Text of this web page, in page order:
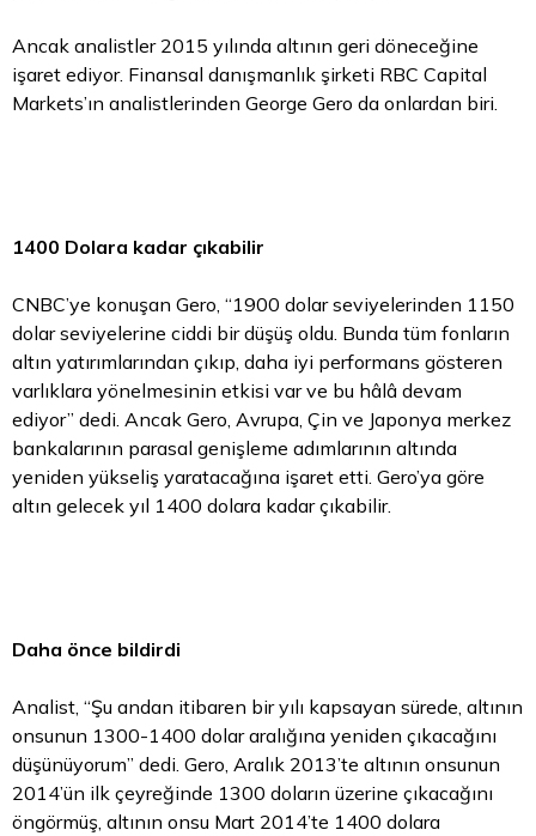
Ancak analistler 2015 yılında altının geri döneceğine
işaret ediyor. Finansal danışmanlık şirketi RBC Capital
Markets’ın analistlerinden George Gero da onlardan biri.
1400 Dolara kadar çıkabilir
CNBC’ye konuşan Gero, “1900 dolarseviyelerinden 1150
dolar seviyelerine ciddi bir düşüş oldu. Bunda tüm fonların
altın yatırımlarından çıkıp, daha iyi performans gösteren
varlıklara yönelmesinin etkisi var ve bu hâlâ devam
ediyor” dedi. Ancak Gero, Avrupa, Çin ve Japonya merkez
bankalarının parasal genişleme adımlarının altında
yeniden yükseliş yaratacağına işaret etti. Gero’ya göre
altın gelecek yıl 1400 dolara kadar çıkabilir.
Daha önce bildirdi
Analist, “Şu andan itibaren bir yılı kapsayan sürede, altının
onsunun 1300-1400 dolar aralığına yeniden çıkacağını
düşünüyorum” dedi. Gero, Aralık 2013’te altının onsunun
2014’ün ilk çeyreğinde 1300 doların üzerine çıkacağını
öngörmüş, altının onsu Mart 2014’te 1400 dolara